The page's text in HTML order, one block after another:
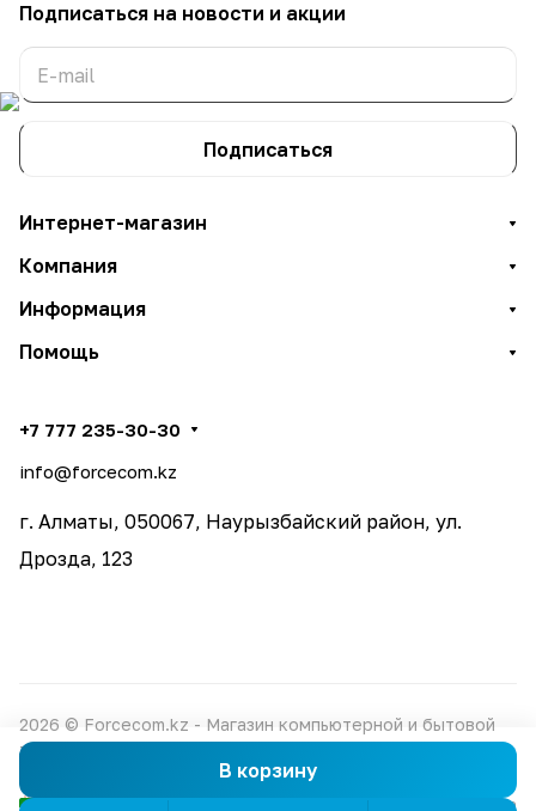
В корзину
Подписаться на новости и акции
Подписаться
Интернет-магазин
Компания
Информация
Помощь
+7 777 235-30-30
info@forcecom.kz
г. Алматы, 050067, Наурызбайский район, ул.
Дрозда, 123
2026 © Forcecom.kz - Магазин компьютерной и бытовой
техники
Оферта